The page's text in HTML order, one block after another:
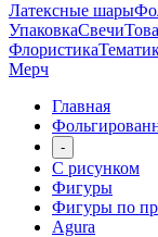
Латексные шары
УпаковкаСвечи
Флористика
Мерч
Главная
-
С рисунком
Фигуры
Фигуры по
Agura